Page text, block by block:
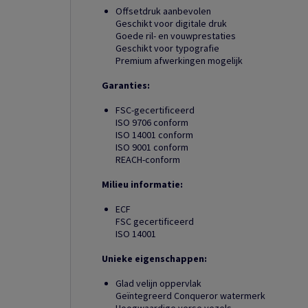
Offsetdruk aanbevolen
Geschikt voor digitale druk
Goede ril- en vouwprestaties
Geschikt voor typografie
Premium afwerkingen mogelijk
Garanties:
FSC-gecertificeerd
ISO 9706 conform
ISO 14001 conform
ISO 9001 conform
REACH-conform
Milieu informatie:
ECF
FSC gecertificeerd
ISO 14001
Unieke eigenschappen:
Glad velijn oppervlak
Geïntegreerd Conqueror watermerk